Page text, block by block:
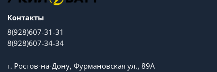
Контакты
8(928)607-31-31
8(928)607-34-34
г. Ростов-на-Дону, Фурмановская ул., 89А